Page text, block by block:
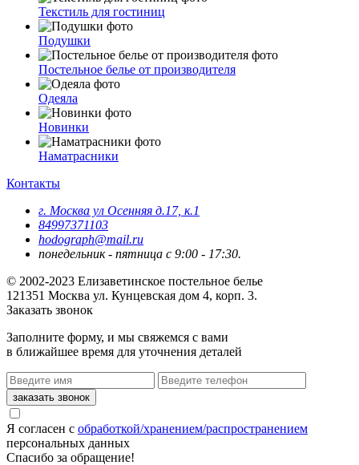
Текстиль для гостиниц
Подушки
Постельное белье от производителя
Одеяла
Новинки
Наматрасники
Контакты
г. Москва ул Осенняя д.17, к.1
84997371103
hodograph@mail.ru
понедельник - пятница с 9:00 - 17:30.
© 2002-2023 Елизаветинское постельное белье
121351 Москва ул. Кунцевская дом 4, корп. 3.
Заказать звонок
Заполните форму, и мы свяжемся с вами
в ближайшее время для уточнения деталей
Я согласен с обработкой/хранением/распространением
персональных данных
Спасибо за обращение!